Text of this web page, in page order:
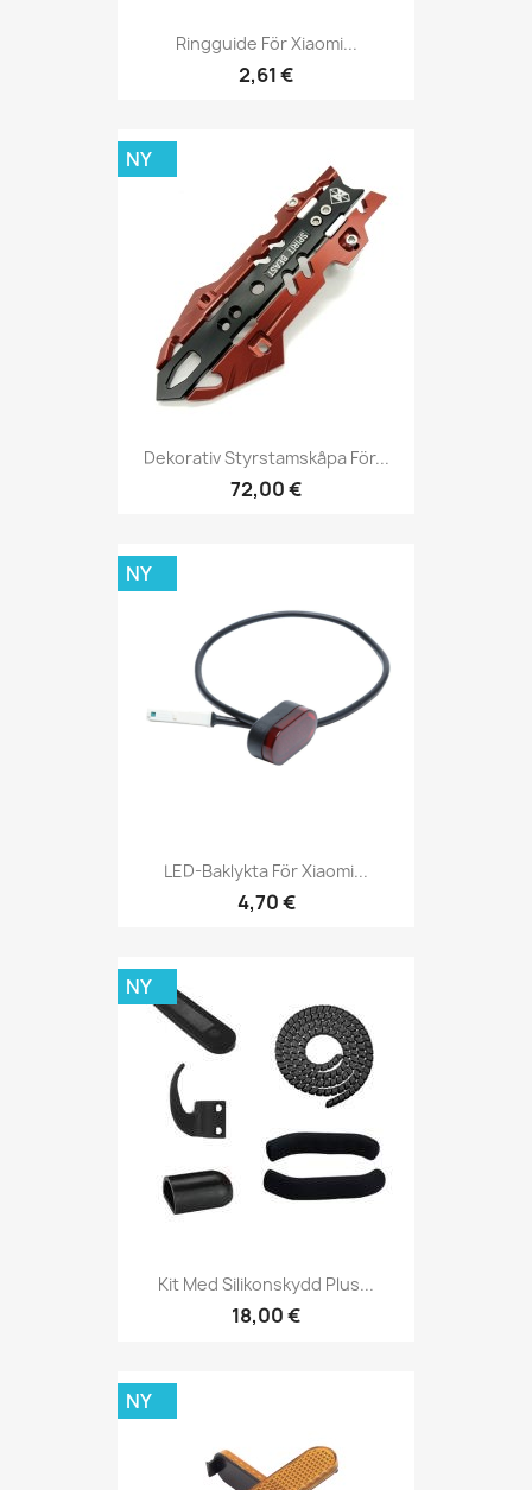
Ringguide För Xiaomi...
2,61 €
Dekorativ Styrstamskåpa För...
72,00 €
NY
LED-Baklykta För Xiaomi...
4,70 €
NY
Kit Med Silikonskydd Plus...
18,00 €
NY
NY